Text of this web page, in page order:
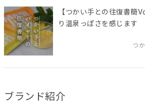
【つかい手との往復書簡
り温泉っぽさを感じます
つ
ブランド紹介